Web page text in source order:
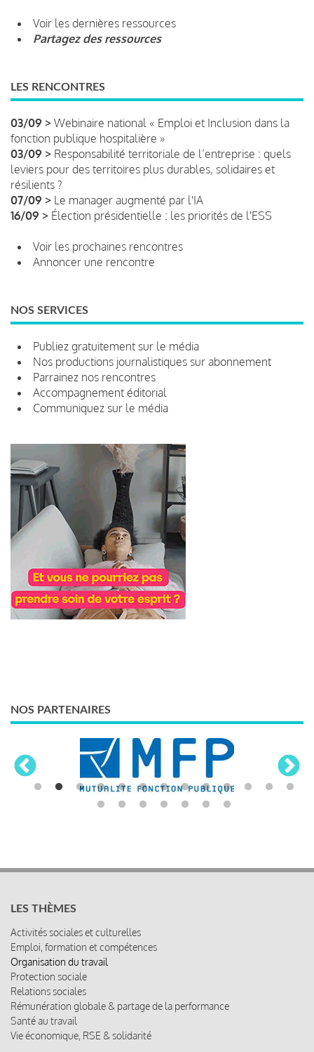
Voir les dernières ressources
Partagez des ressources
LES RENCONTRES
03/09 > Webinaire national « Emploi et Inclusion dans la
fonction publique hospitalière »
03/09 > Responsabilité territoriale de l’entreprise : quels
leviers pour des territoires plus durables, solidaires et
résilients ?
07/09 > Le manager augmenté par l'IA
16/09 > Élection présidentielle : les priorités de l'ESS
Voir les prochaines rencontres
Annoncer une rencontre
NOS SERVICES
Publiez gratuitement sur le média
Nos productions journalistiques sur abonnement
Parrainez nos rencontres
Accompagnement éditorial
Communiquez sur le média
NOS PARTENAIRES
LES THÈMES
Activités sociales et culturelles
Emploi, formation et compétences
Organisation du travail
Protection sociale
Relations sociales
Rémunération globale & partage de la performance
Santé au travail
Vie économique, RSE & solidarité